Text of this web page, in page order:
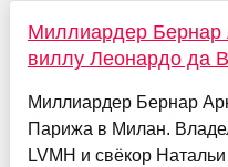
Миллиардер Бернар
виллу Леонардо да
Миллиардер Бернар
Парижа в Милан.
LVMH и свёкор